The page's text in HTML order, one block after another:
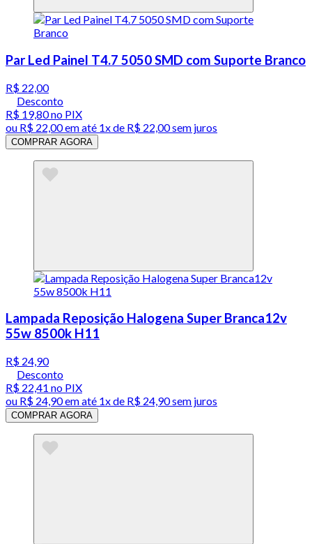
Par Led Painel T4.7 5050 SMD com Suporte Branco
R$ 22,00
Desconto
R$ 19,80no PIX
ou R$ 22,00em até 1x de R$ 22,00sem juros
COMPRAR AGORA
Lampada Reposição Halogena Super Branca12v
55w 8500k H11
R$ 24,90
Desconto
R$ 22,41 no PIX
ou R$ 24,90em até 1x de R$ 24,90sem juros
COMPRAR AGORA